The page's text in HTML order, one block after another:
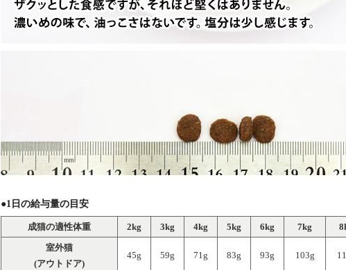
●1日の給与量の目安
成猫の適性体重 2kg 3kg 4kg 5kg 6kg 7kg
室外猫
(アウトドア)
45g 59g 71g 83g 93g 103g